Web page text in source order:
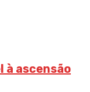
à ascensão